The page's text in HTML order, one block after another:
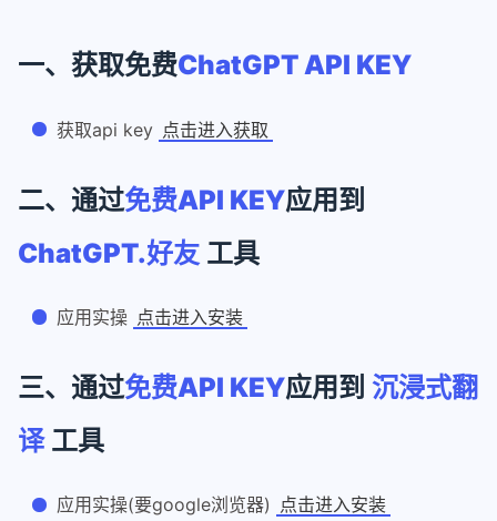
一、获取免费ChatGPT API KEY
获取api key 点击进入获取
二、通过免费API KEY应用到
ChatGPT.好友 工具
应用实操 点击进入安装
三、通过免费API KEY应用到 沉浸式翻
译工具
应用实操(要google浏览器) 点击进入安装